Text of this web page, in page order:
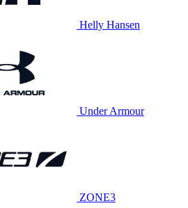
Helly Hansen
Under Armour
ZONE3